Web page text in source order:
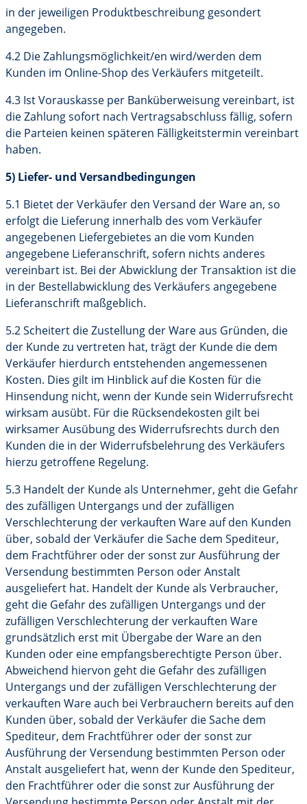
in der jeweiligen Produktbeschreibung gesondert
angegeben.
4.2 Die Zahlungsmöglichkeit/en wird/werden dem
Kunden im Online-Shop des Verkäufers mitgeteilt.
4.3 Ist Vorauskasse per Banküberweisung vereinbart, ist
die Zahlung sofort nach Vertragsabschluss fällig, sofern
die Parteien keinen späteren Fälligkeitstermin vereinbart
haben.
5) Liefer- und Versandbedingungen
5.1 Bietet der Verkäufer den Versand der Ware an, so
erfolgt die Lieferung innerhalb des vom Verkäufer
angegebenen Liefergebietes an die vom Kunden
angegebene Lieferanschrift, sofern nichts anderes
vereinbart ist. Bei der Abwicklung der Transaktion ist die
in der Bestellabwicklung des Verkäufers angegebene
Lieferanschrift maßgeblich.
5.2 Scheitert die Zustellung der Ware aus Gründen, die
der Kunde zu vertreten hat, trägt der Kunde die dem
Verkäufer hierdurch entstehenden angemessenen
Kosten. Dies gilt im Hinblick auf die Kosten für die
Hinsendung nicht, wenn der Kunde sein Widerrufsrecht
wirksam ausübt. Für die Rücksendekosten gilt bei
wirksamer Ausübung des Widerrufsrechts durch den
Kunden die in der Widerrufsbelehrung des Verkäufers
hierzu getroffene Regelung.
5.3 Handelt der Kunde als Unternehmer, geht die Gefahr
des zufälligen Untergangs und der zufälligen
Verschlechterung der verkauften Ware auf den Kunden
über, sobald der Verkäufer die Sache dem Spediteur,
dem Frachtführer oder der sonst zur Ausführung der
Versendung bestimmten Person oder Anstalt
ausgeliefert hat. Handelt der Kunde als Verbraucher,
geht die Gefahr des zufälligen Untergangs und der
zufälligen Verschlechterung der verkauften Ware
grundsätzlich erst mit Übergabe der Ware an den
Kunden oder eine empfangsberechtigte Person über.
Abweichend hiervon geht die Gefahr des zufälligen
Untergangs und der zufälligen Verschlechterung der
verkauften Ware auch bei Verbrauchern bereits auf den
Kunden über, sobald der Verkäufer die Sache dem
Spediteur, dem Frachtführer oder der sonst zur
Ausführung der Versendung bestimmten Person oder
Anstalt ausgeliefert hat, wenn der Kunde den Spediteur,
den Frachtführer oder die sonst zur Ausführung der